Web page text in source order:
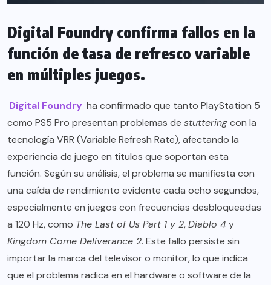
Digital Foundry confirma fallos en la
función de tasa de refresco variable
en múltiples juegos.
Digital Foundry ha confirmado que tanto PlayStation 5
como PS5 Pro presentan problemas de stutteringcon la
tecnología VRR (Variable Refresh Rate), afectando la
experiencia de juego en títulos que soportan esta
función. Según su análisis, el problema se manifiesta con
una caída de rendimiento evidente cada ocho segundos,
especialmente en juegos con frecuencias desbloqueadas
a 120 Hz, como The Last of Us Part 1 y 2,Diablo 4 y
Kingdom Come Deliverance 2. Este fallo persiste sin
importar la marca del televisor o monitor, lo que indica
que el problema radica en el hardware o software de la